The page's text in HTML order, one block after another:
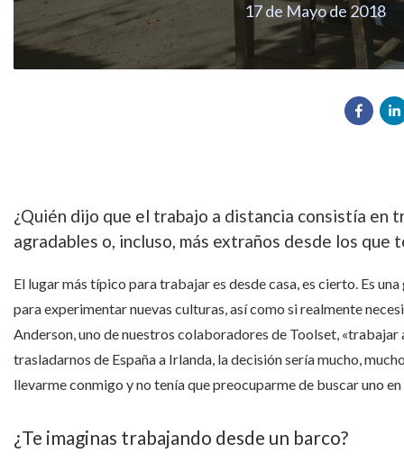
17 de Mayo de 2018
¿Quién dijo que el trabajo a distancia consistía en
agradables o, incluso, más extraños desde los que
El lugar más típico para trabajar es desde casa, es cierto. Es
para experimentar nuevas culturas, así como si realmente
Anderson, uno de nuestros colaboradores de Toolset,
trasladarnos de España a Irlanda, la decisión sería mucho,
llevarme conmigo y no tenía que preocuparme de buscar uno en
¿Te imaginas trabajando desde un barco?